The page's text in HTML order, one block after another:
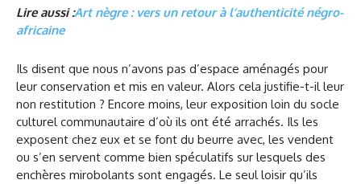
Lire aussi :Art nègre : vers un retour à l’authenticité négro-
africaine
Ils disent que nous n’avons pas d’espace aménagés pour
leur conservation et mis en valeur. Alors cela justifie-t-il leur
non restitution ? Encore moins, leur exposition loin du socle
culturel communautaire d’où ils ont été arrachés. Ils les
exposent chez eux et se font du beurre avec, les vendent
ou s’en servent comme bien spéculatifs sur lesquels des
enchères mirobolants sont engagés. Le seul loisir qu’ils